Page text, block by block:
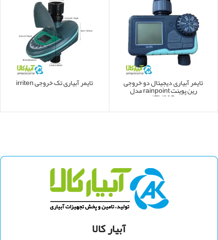
تایمر آبیاری دیجیتال دو خروجی
رین پوینت rainpoint مدل
ITV205
تایمر آبیاری تک خروجی irriten
آبیار کالا